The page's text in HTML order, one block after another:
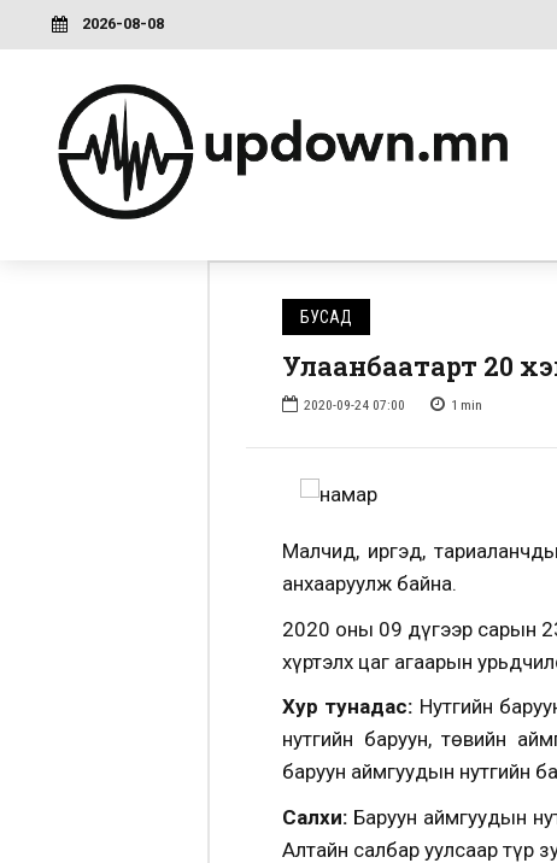
2026-08-08
БУСАД
Улаанбаатарт 20
2020-09-24 07:00 1 min
Малч­ид, иргэд,
анхааруулж байна.
2020 оны 09 дүгээр сарын
хүртэлх цаг агаарын
Хур тунадас: Нутгийн
нутгийн баруун, төвийн
баруун аймгуудын нутгийн
Салхи: Баруун аймгуудын
Алтайн салбар уулсаар түр